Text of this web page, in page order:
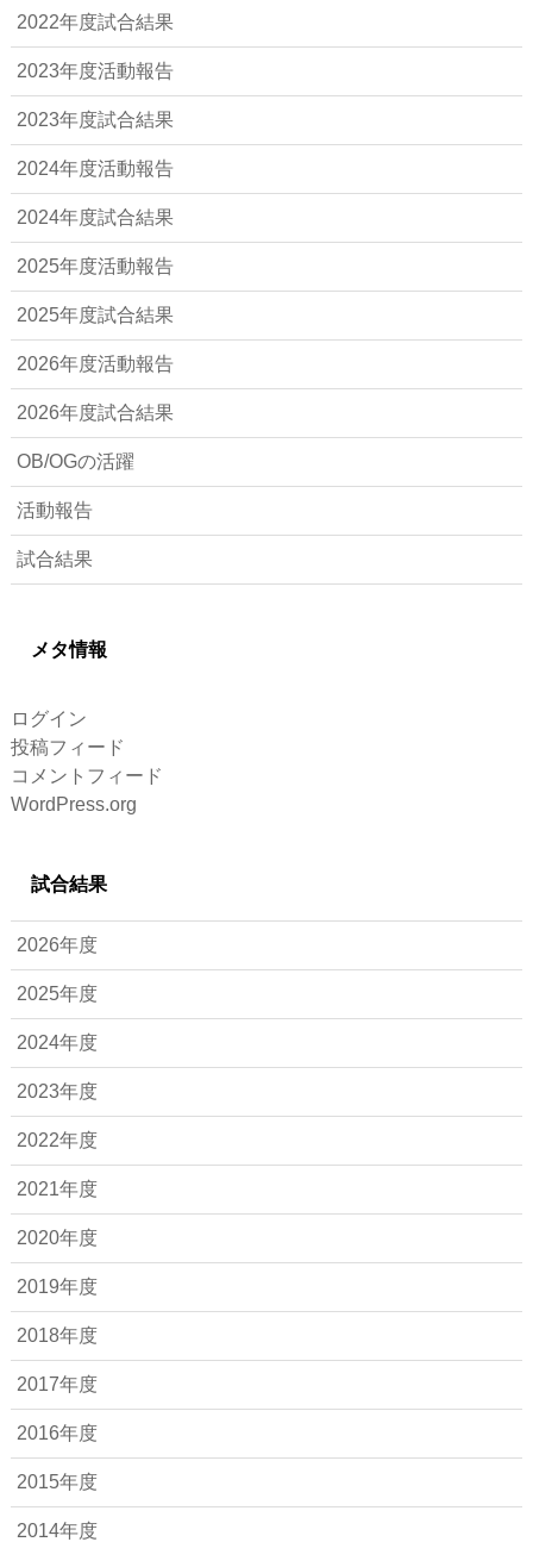
2022年度試合結果
2023年度活動報告
2023年度試合結果
2024年度活動報告
2024年度試合結果
2025年度活動報告
2025年度試合結果
2026年度活動報告
2026年度試合結果
OB/OGの活躍
活動報告
試合結果
メタ情報
ログイン
投稿フィード
コメントフィード
WordPress.org
試合結果
2026年度
2025年度
2024年度
2023年度
2022年度
2021年度
2020年度
2019年度
2018年度
2017年度
2016年度
2015年度
2014年度